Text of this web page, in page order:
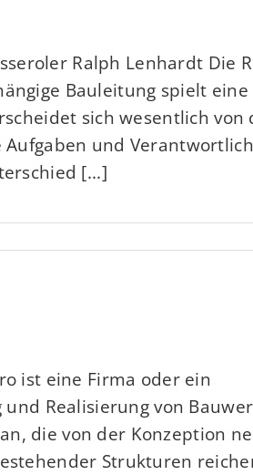
Ralph Lenhardt Die
Bauleitung spielt eine
sich wesentlich von
und
[...]
ist eine Firma oder ein
Realisierung von
die von der Konzeption
Strukturen